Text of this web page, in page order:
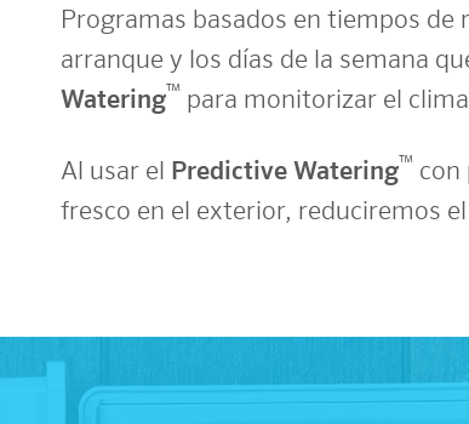
Programas basados en tiempos
arranque y los días de la semana
Watering™ para monitorizar el
Al usar el Predictive Watering™ con
fresco en el exterior, reduciremos